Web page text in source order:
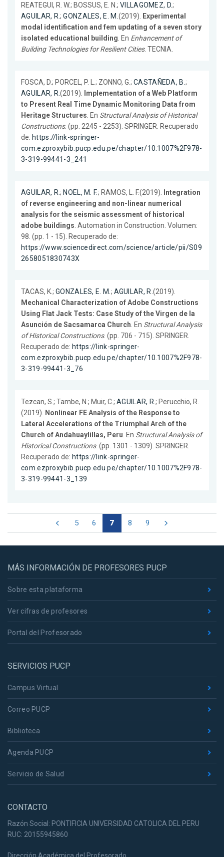
REATEGUI, R. W.; BOSSUS, E. N.; VILLAGOMEZ, D.;
AGUILAR, R.;GONZALES, E. M.(2019). Experimental
modal identification and fem updating of a seven story
isolated educational building. En Enhancement of
Building Technologies for Resilient Cities. TECNIA.
FOSCA, D.; PORCEL, P. L.; ZONNO, G.; CASTAÑEDA, B.;
AGUILAR, R.(2019). Implementation of a Web Platform
to Present Real Time Dynamic Monitoring Data from
Heritage Structures. En Structural Analysis of Historical
Constructions. (pp. 2245 - 2253). SPRINGER. Recuperado
de: https://link-springer-
com.ezproxybib.pucp.edu.pe/chapter/10.1007%2F978-
3-319-99441-3_241
AGUILAR, R.; NOEL, M. F.; RAMOS, L. F.(2019). Integration
of reverse engineering and non-linear numerical
analysis for the seismic assessment of historical
adobe buildings. Automation in Construction. Volumen:
98. (pp. 1 - 15). Recuperado de:
https://www.sciencedirect.com/science/article/pii/S09
2658051830743X
TACAS, K.; GONZALES, E. M.; AGUILAR, R.(2019).
Mechanical Characterization of Adobe Constructions
Using Flat Jack Tests: Case Study of the Virgen de la
Asunción de Sacsamarca Church. En Structural Analysis
of Historical Constructions. (pp. 706 - 715). SPRINGER.
Recuperado de: https://link-springer-
com.ezproxybib.pucp.edu.pe/chapter/10.1007%2F978-
3-319-99441-3_76
Tezcan, S.; Tambe, N.; Muir, C.; AGUILAR, R.; Perucchio, R.
(2019). Nonlinear FE Analysis of the Response to
Lateral Accelerations of the Triumphal Arch of the
Church of Andahuaylillas, Peru. En Structural Analysis of
Historical Constructions. (pp. 1301 - 1309). SPRINGER.
Recuperado de: https://link-springer-
com.ezproxybib.pucp.edu.pe/chapter/10.1007%2F978-
3-319-99441-3_139
5 6 7 8 9
MÁS INFORMACIÓN DE PROFESORES PUCP
Sobre esta plataforma
Ver cifras de profesores
Portal del Profesorado
SERVICIOS PUCP
Campus Virtual
Correo PUCP
Biblioteca
Agenda PUCP
Servicio de Salud
CONTACTO
Razón Social: PONTIFICIA UNIVERSIDAD CATOLICA DEL PERU
RUC: 20155945860